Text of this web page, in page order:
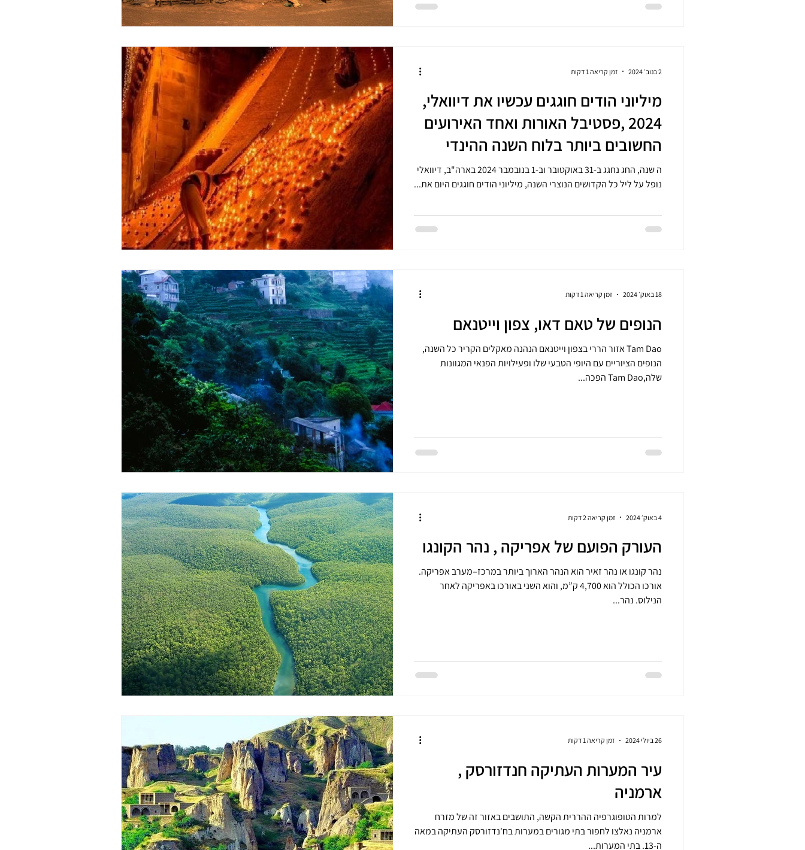
מיליוני הודים חוגגים עכשיו את דיוואלי,
2024 ,פסטיבל האורות ואחד האירועים
החשובים ביותר בלוח השנה ההינדי
ה שנה, החג נחגג ב-31 באוקטובר וב-1 בנובמבר 2024 בארה"ב, דיוואלי
נופל על ליל כל הקדושים הנוצרי השנה, מיליוני הודים חוגגים היום את...
2 בנוב׳ 2024 זמן קריאה 1 דקות
הנופים של טאם דאו, צפון וייטנאם
Tam Dao אזור הררי בצפון וייטנאם הנהנה מאקלים הקריר כל השנה,
הנופים הציוריים עם היופי הטבעי שלו ופעילויות הפנאי המגוונות
שלה,Tam Dao הפכה...
18 באוק׳ 2024 זמן קריאה 1 דקות
העורק הפועם של אפריקה , נהר הקונגו
נהר קונגו או נהר זאיר הוא הנהר הארוך ביותר במרכז–מערב אפריקה.
אורכו הכולל הוא 4,700 ק”מ, והוא השני באורכו באפריקה לאחר
הנילוס. נהר...
4 באוק׳ 2024 זמן קריאה 2 דקות
עיר המערות העתיקה חנדזורסק ,
ארמניה
למרות הטופוגרפיה ההררית הקשה, התושבים באזור זה של מזרח
ארמניה נאלצו לחפור בתי מגורים במערות בח'נדזורסק העתיקה במאה
ה-13. בתי המערות...
26 ביולי 2024 זמן קריאה 1 דקות